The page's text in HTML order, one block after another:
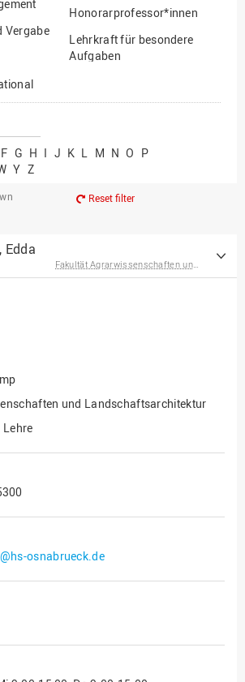
Vergabe
und
und
Honorarprofessor*innen
Lehrkraft für besondere
Aufgaben
Professor*innen im
F G H I J K L M N O P
Y Z
Reset filter
Edda
Fakultät Agrarwissenschaften und Landschaftsarchitektur
und Landschaftsarchitektur
osnabrueck.de